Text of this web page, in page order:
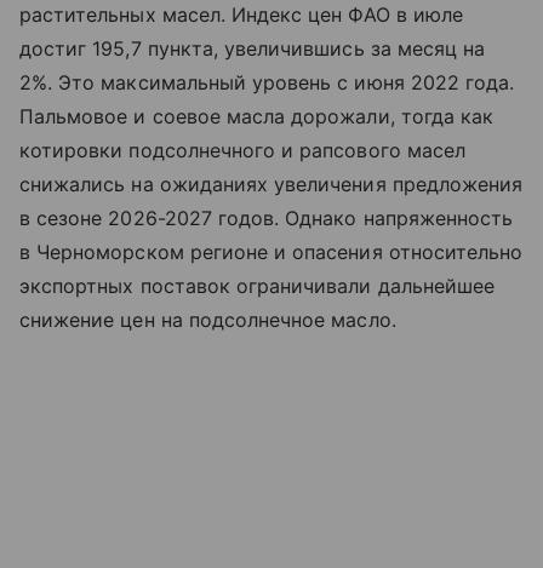
растительных масел. Индекс цен ФАО в июле
достиг 195,7 пункта, увеличившись за месяц на
2%. Это максимальный уровень с июня 2022 года.
Пальмовое и соевое масла дорожали, тогда как
котировки подсолнечного и рапсового масел
снижались на ожиданиях увеличения предложения
в сезоне 2026-2027 годов. Однако напряженность
в Черноморском регионе и опасения относительно
экспортных поставок ограничивали дальнейшее
снижение цен на подсолнечное масло.